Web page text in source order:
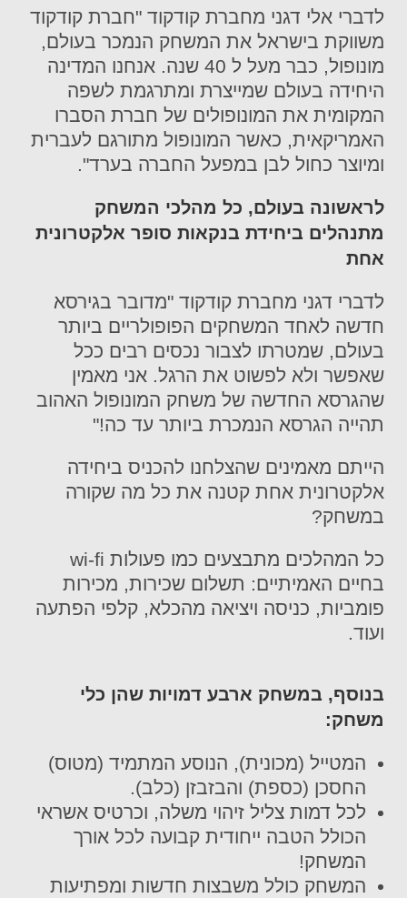
לדברי אלי דגני מחברת קודקוד "חברת קודקוד
משווקת בישראל את המשחק הנמכר בעולם,
מונופול, כבר מעל ל 40 שנה. אנחנו המדינה
היחידה בעולם שמייצרת ומתרגמת לשפה
המקומית את המונופולים של חברת הסברו
האמריקאית, כאשר המונופול מתורגם לעברית
ומיוצר כחול לבן במפעל החברה בערד".
לראשונה בעולם, כל מהלכי המשחק
מתנהלים ביחידת בנקאות סופר אלקטרונית
אחת
לדברי דגני מחברת קודקוד "מדובר בגירסא
חדשה לאחד המשחקים הפופולריים ביותר
בעולם, שמטרתו לצבור נכסים רבים ככל
שאפשר ולא לפשוט את הרגל. אני מאמין
שהגרסא החדשה של משחק המונופול האהוב
תהייה הגרסא הנמכרת ביותר עד כה!"
הייתם מאמינים שהצלחנו להכניס ביחידה
אלקטרונית אחת קטנה את כל מה שקורה
במשחק?
כל המהלכים מתבצעים כמו פעולות wi-fi
בחיים האמיתיים: תשלום שכירות, מכירות
פומביות, כניסה ויציאה מהכלא, קלפי הפתעה
ועוד.
בנוסף, במשחק ארבע דמויות שהן כלי
משחק:
המטייל (מכונית), הנוסע המתמיד (מטוס)
החסכן (כספת) והבזבזן (כלב).
לכל דמות צליל זיהוי משלה, וכרטיס אשראי
הכולל הטבה ייחודית קבועה לכל אורך
המשחק!
המשחק כולל משבצות חדשות ומפתיעות